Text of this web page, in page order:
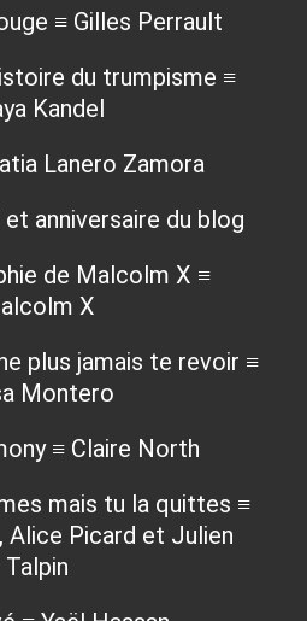
≡ Gilles Perrault
du trumpisme ≡
Kandel
Lanero Zamora
anniversaire du blog
de Malcolm X ≡
X
plus jamais te revoir ≡
Montero
≡ Claire North
mais tu la quittes ≡
Alice Picard et Julien
Talpin